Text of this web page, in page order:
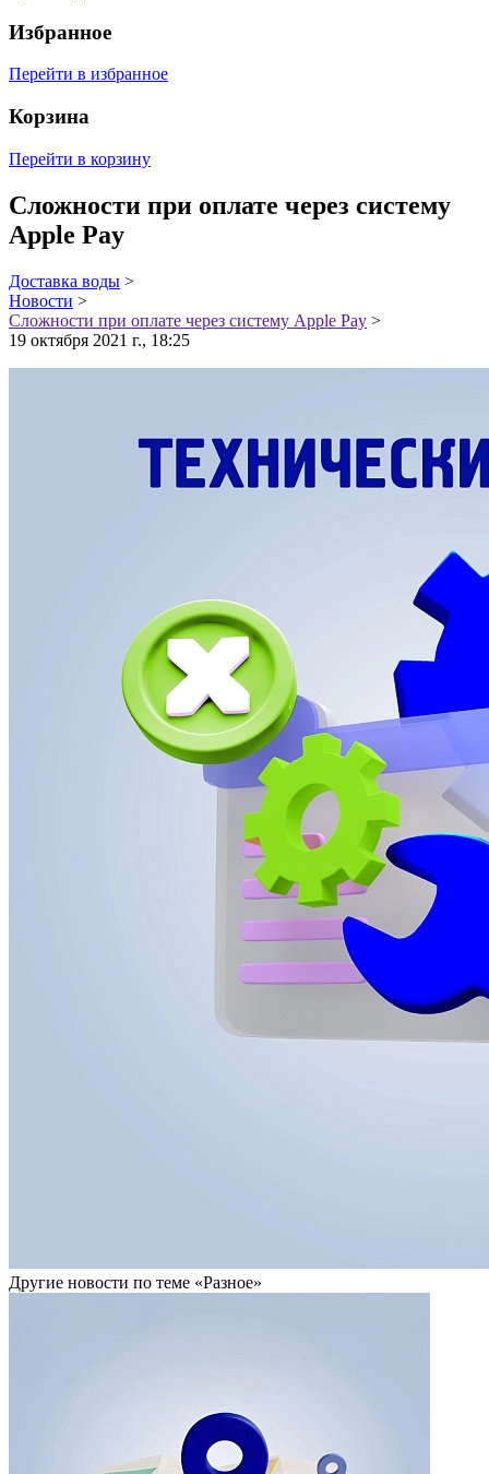
Избранное
Перейти в избранное
Корзина
Перейти в корзину
Сложности при оплате через систему
Apple Pay
Доставка воды >
Новости >
Сложности при оплате через систему Apple Pay >
19 октября 2021 г., 18:25
Другие новости по теме «Разное»